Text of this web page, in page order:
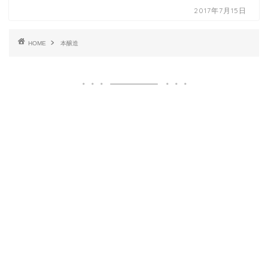
2017年7月15日
HOME 本醸造